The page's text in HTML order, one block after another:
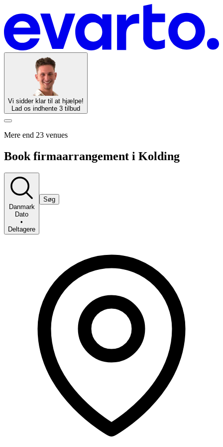
Vi sidder klar til at hjælpe!
Lad os indhente 3 tilbud
Mere end 23 venues
Book firmaarrangement i Kolding
Danmark
Dato
•
Deltagere
Søg